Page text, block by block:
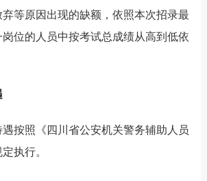
等原因出现的缺额，依照本次招录最
位的人员中按考试总成绩从高到低依
遇按照《四川省公安机关警务辅助人员
执行。